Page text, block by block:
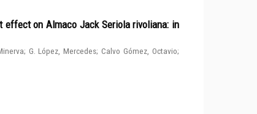
on Almaco Jack Seriola rivoliana: in
; G. López, Mercedes;Calvo Gómez, Octavio;